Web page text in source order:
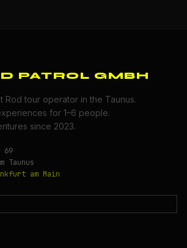
PATROL GMBH
Rod tour operator in the Taunus.
for 1–6 people.
since 2023.
69
Taunus
am Main